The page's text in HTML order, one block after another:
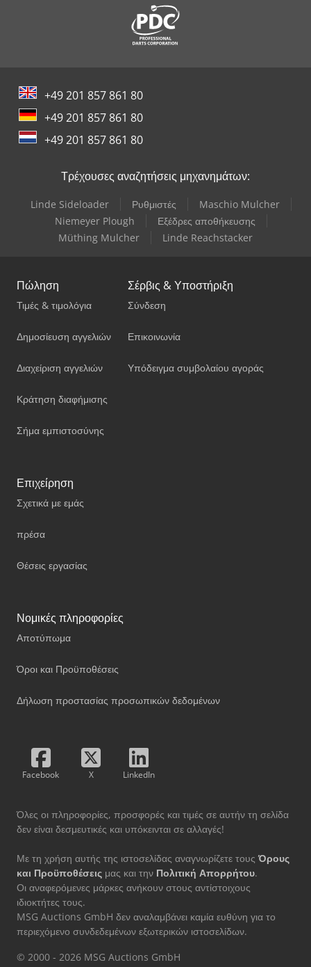
Sack & Kiesselbach Πρέσες Μεταφοράς
Witzig & Frank Μηχανές Μεταφοράς
Wurster & Dietz Μηχανές Κατασκευής Παλετών
+49 201 857 861 80
+49 201 857 861 80
+49 201 857 861 80
Τρέχουσες αναζητήσεις μηχανημάτων:
Linde Sideloader Ρυθμιστές
Maschio Mulcher
Niemeyer Plough
Εξέδρες αποθήκευσης
Müthing Mulcher
Linde Reachstacker
Πώληση
Τιμές & τιμολόγια
Δημοσίευση αγγελιών
Διαχείριση αγγελιών
Κράτηση διαφήμισης
Σήμα εμπιστοσύνης
Σέρβις & Υποστήριξη
Σύνδεση
Επικοινωνία
Υπόδειγμα συμβολαίου αγοράς
Επιχείρηση
Σχετικά με εμάς
πρέσα
Θέσεις εργασίας
Νομικές πληροφορίες
Αποτύπωμα
Όροι και Προϋποθέσεις
Δήλωση προστασίας προσωπικών δεδομένων
Facebook X LinkedIn
Όλες οι πληροφορίες, προσφορές και τιμές σε αυτήν τη σελίδα
δεν είναι δεσμευτικές και υπόκεινται σε αλλαγές!
Με τη χρήση αυτής της ιστοσελίδας αναγνωρίζετε τους Όρους
και Προϋποθέσεις μας και την Πολιτική Απορρήτου.
Οι αναφερόμενες μάρκες ανήκουν στους αντίστοιχους
ιδιοκτήτες τους.
MSG Auctions GmbH δεν αναλαμβάνει καμία ευθύνη για το
περιεχόμενο συνδεδεμένων εξωτερικών ιστοσελίδων.
© 2000 - 2026 MSG Auctions GmbH